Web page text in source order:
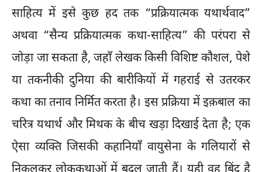
साहित्य में इसे कुछ हद तक “प्रक्रियात्मक यथार्थवाद”
अथवा “सैन्य प्रक्रियात्मक कथा-साहित्य” की परंपरा से
जोड़ा जा सकता है, जहाँ लेखक किसी विशिष्ट कौशल, पेशे
या तकनीकी दुनिया की बारीकियों में गहराई से उतरकर
कथा का तनाव निर्मित करता है। इस प्रक्रिया में इक़बाल का
चरित्र यथार्थ और मिथक के बीच खड़ा दिखाई देता है; एक
ऐसा व्यक्ति जिसकी कहानियाँ वायुसेना के गलियारों से